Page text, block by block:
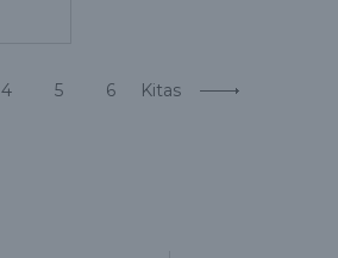
4 5 6 Kitas